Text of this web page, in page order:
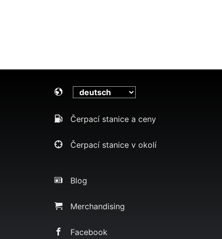
Čerpací stanice a ceny
Čerpací stanice v okolí
Blog
Merchandising
Facebook